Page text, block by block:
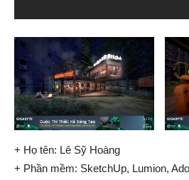
+ Họ tên: Lê Sỹ Hoàng
+ Phần mềm: SketchUp, Lumion,